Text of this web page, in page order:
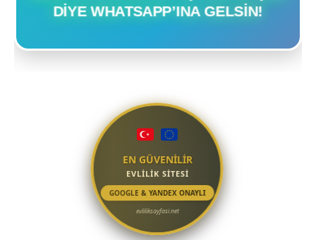
DIYE WHATSAPP’INA GELSIN!
EN GÜVENİLİR
EVLİLİK SİTESİ
GOOGLE & YANDEX ONAYLI
evliliksayfasi.net